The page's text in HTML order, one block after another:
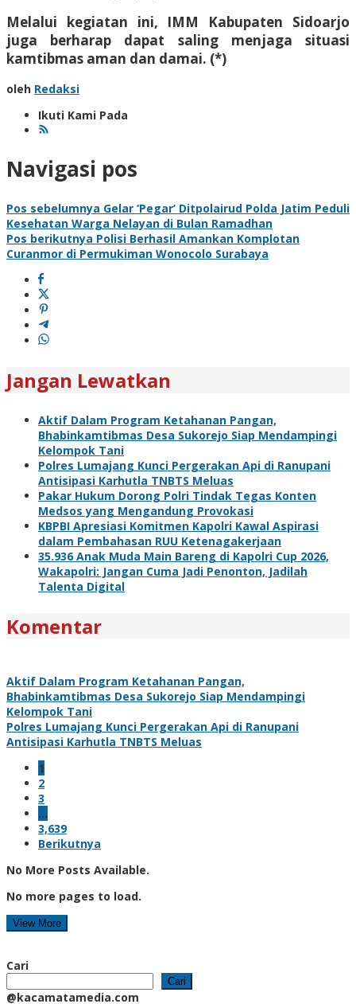
Melalui kegiatan ini, IMM Kabupaten Sidoarjo
juga berharap dapat saling menjaga situasi
kamtibmas aman dan damai. (*)
oleh Redaksi
Ikuti Kami Pada
Navigasi pos
Pos sebelumnya Gelar ‘Pegar’ Ditpolairud Polda Jatim Peduli
Kesehatan Warga Nelayan di Bulan Ramadhan
Pos berikutnya Polisi Berhasil Amankan Komplotan
Curanmor di Permukiman Wonocolo Surabaya
Jangan Lewatkan
Aktif Dalam Program Ketahanan Pangan,
Bhabinkamtibmas Desa Sukorejo Siap Mendampingi
Kelompok Tani
Polres Lumajang Kunci Pergerakan Api di Ranupani
Antisipasi Karhutla TNBTS Meluas
Pakar Hukum Dorong Polri Tindak Tegas Konten
Medsos yang Mengandung Provokasi
KBPBI Apresiasi Komitmen Kapolri Kawal Aspirasi
dalam Pembahasan RUU Ketenagakerjaan
35.936 Anak Muda Main Bareng di Kapolri Cup 2026,
Wakapolri: Jangan Cuma Jadi Penonton, Jadilah
Talenta Digital
Komentar
Aktif Dalam Program Ketahanan Pangan,
Bhabinkamtibmas Desa Sukorejo Siap Mendampingi
Kelompok Tani
Polres Lumajang Kunci Pergerakan Api di Ranupani
Antisipasi Karhutla TNBTS Meluas
1
2
3
…
3,639
Berikutnya
No More Posts Available.
No more pages to load.
View More
Cari
Cari
@kacamatamedia.com